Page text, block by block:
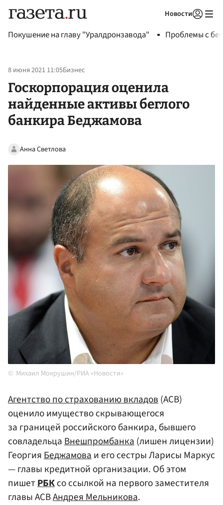
Новости
Покушение на главу "Уралдронзавода" Проблемы с
8 июня 2021 11:05Бизнес
Госкорпорация оценила
найденные активы беглого
банкира Беджамова
Анна Светлова
Михаил Мокрушин/РИА «Новости»
Агентство по страхованию вкладов(АСВ)
оценило имущество скрывающегося
за границей российского банкира, бывшего
совладельцаВнешпромбанка(лишен лицензии)
ГеоргияБеджамоваи его сестры Ларисы Маркус
— главы кредитной организации. Об этом
пишетРБКсо ссылкой на первого заместителя
главы АСВАндрея Мельникова.